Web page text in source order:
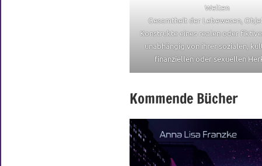
Welten
Gesamtheit der Lebewesen,
Konstrukte eines realen oder
unabhängig von ihrer sozialen,
finanziellen oder sexuellen
Kommende Bücher